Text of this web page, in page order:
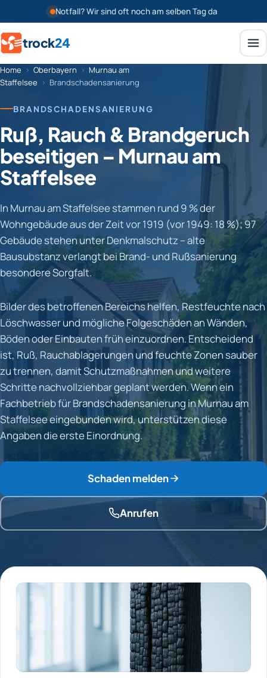
Notfall? Wir sind oft noch am selben Tag da
trock24
Home › Oberbayern › Murnau am
Staffelsee › Brandschadensanierung
BRANDSCHADENSANIERUNG
Ruß, Rauch & Brandgeruch
beseitigen – Murnau am
Staffelsee
In Murnau am Staffelsee stammen rund 9 % der
Wohngebäude aus der Zeit vor 1919 (vor 1949: 18 %); 97
Gebäude stehen unter Denkmalschutz – alte
Bausubstanz verlangt bei Brand- und Rußsanierung
besondere Sorgfalt.
Bilder des betroffenen Bereichs helfen, Restfeuchte nach
Löschwasser und mögliche Folgeschäden an Wänden,
Böden oder Einbauten früh einzuordnen. Entscheidend
ist, Ruß, Rauchablagerungen und feuchte Zonen sauber
zu trennen, damit Schutzmaßnahmen und weitere
Schritte nachvollziehbar geplant werden. Wenn ein
Fachbetrieb für Brandschadensanierung in Murnau am
Staffelsee eingebunden wird, unterstützen diese
Angaben die erste Einordnung.
Schaden melden
Anrufen